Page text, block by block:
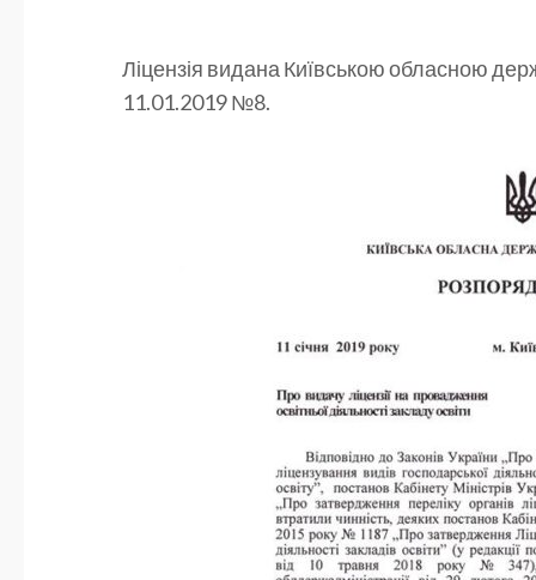
Ліцензія видана Київською обласною
11.01.2019 №8.